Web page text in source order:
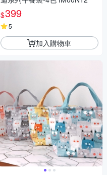
$399
5
加入購物車